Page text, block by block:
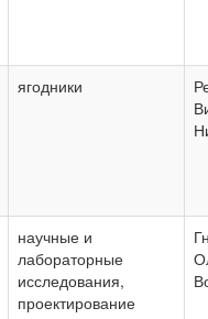
ягодники
научные и
лабораторные
исследования,
проектирование